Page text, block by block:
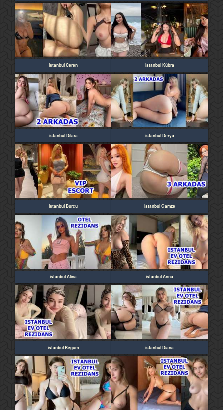
istanbul Ceren istanbul Kübra
istanbul Dilara istanbul Derya
istanbul Burcu istanbul Gamze
istanbul Alina istanbul Anna
istanbul Begüm istanbul Diana